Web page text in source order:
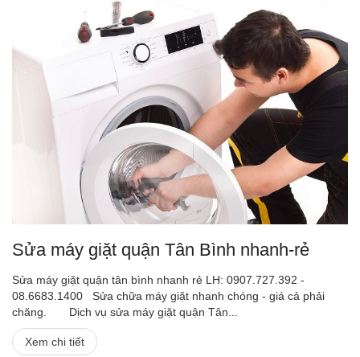
Sửa máy giặt quận Tân Bình nhanh-rẻ
Sửa máy giặt quận tân bình nhanh rẻ LH: 0907.727.392 -
08.6683.1400 Sửa chữa máy giặt nhanh chóng - giá cả phải
chăng. Dịch vụ sửa máy giặt quận Tân...
Xem chi tiết